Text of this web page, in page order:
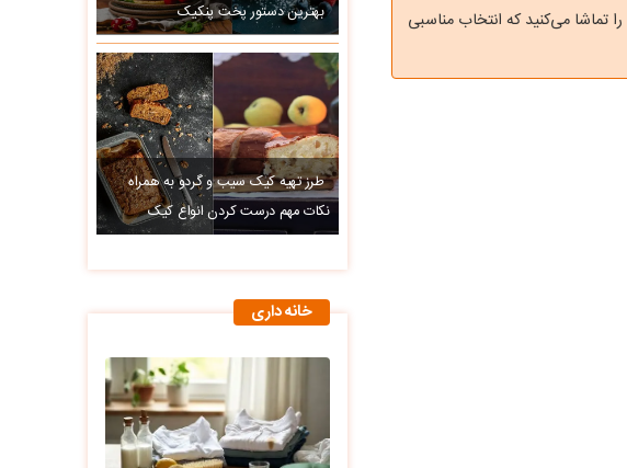
حیواناتی را تماشا می‌کنید که انتخاب مناسبی
بهترین دستور پخت پنکیک
طرز تهیه کیک سیب و گردو به همراه
نکات مهم درست کردن انواع کیک
خانه داری